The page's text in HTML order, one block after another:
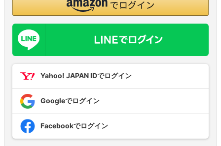
Yahoo! JAPAN IDでログイン
Googleでログイン
Facebookでログイン